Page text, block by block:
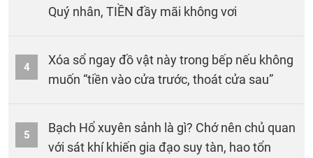
Quý nhân, TIỀN đầy mãi không vơi
4
Xóa sổ ngay đồ vật này trong bếp nếu không
muốn “tiền vào cửa trước, thoát cửa sau”
5
Bạch Hổ xuyên sảnh là gì? Chớ nên chủ quan
với sát khí khiến gia đạo suy tàn, hao tổn